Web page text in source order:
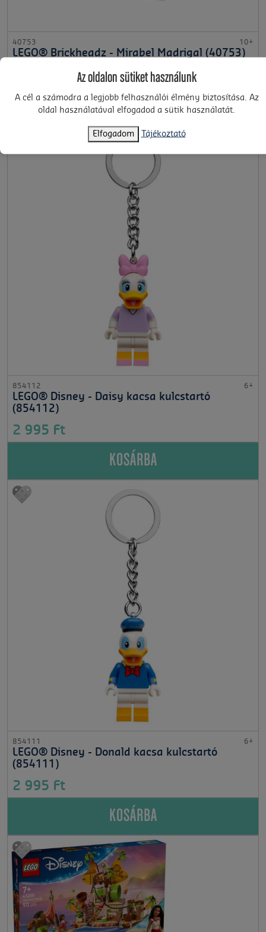
40753 10+
LEGO® Brickheadz - Mirabel Madrigal (40753)
KOSÁRBA
854112 6+
LEGO® Disney - Daisy kacsa kulcstartó
(854112)
2 995 Ft
KOSÁRBA
854111 6+
LEGO® Disney - Donald kacsa kulcstartó
(854111)
2 995 Ft
KOSÁRBA
Az oldalon sütiket használunk
A cél a számodra a legjobb felhasználói élmény biztosítása. Az
oldal használatával elfogadod a sütik használatát.
Elfogadom Tájékoztató